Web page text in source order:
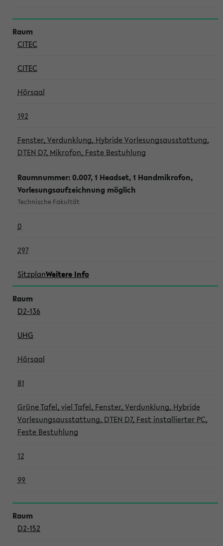
CITEC
CITEC
Hörsaal
192
Fenster, Verdunklung, Hybride Vorlesungsausstattung,
DTEN D7, Mikrofon, Feste Bestuhlung
Raumnummer: 0.007, 1 Headset, 1 Handmikrofon,
Vorlesungsaufzeichnung möglich
Technische Fakultät
0
297
SitzplanWeitere Info
D2-136
UHG
Hörsaal
81
Grüne Tafel, viel Tafel, Fenster, Verdunklung, Hybride
Vorlesungsausstattung, DTEN D7, Fest installierter PC,
Feste Bestuhlung
12
99
D2-152